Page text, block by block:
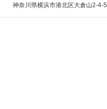
神奈川県横浜市港北区大倉山2-4-5